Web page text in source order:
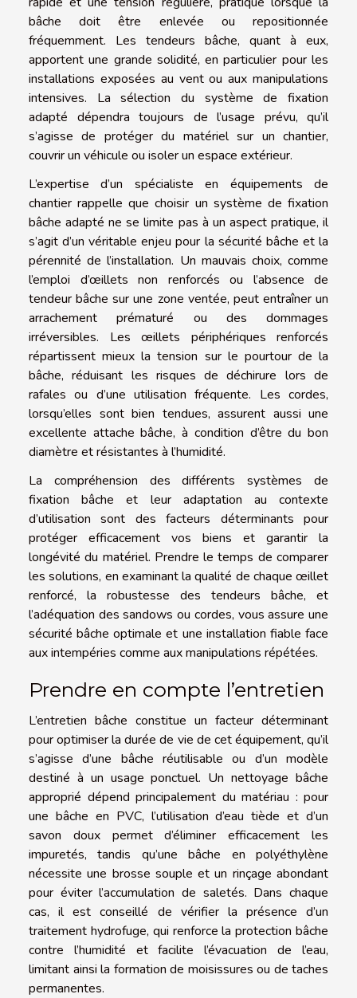
bâche doit être enlevée ou repositionnée
fréquemment. Les tendeurs bâche, quant à eux,
apportent une grande solidité, en particulier pour les
installations exposées au vent ou aux manipulations
intensives. La sélection du système de fixation
adapté dépendra toujours de l’usage prévu, qu’il
s’agisse de protéger du matériel sur un chantier,
couvrir un véhicule ou isoler un espace extérieur.
L’expertise d’un spécialiste en équipements de
chantier rappelle que choisir un système de fixation
bâche adapté ne se limite pas à un aspect pratique, il
s’agit d’un véritable enjeu pour la sécurité bâche et la
pérennité de l’installation. Un mauvais choix, comme
l’emploi d’œillets non renforcés ou l’absence de
tendeur bâche sur une zone ventée, peut entraîner un
arrachement prématuré ou des dommages
irréversibles. Les œillets périphériques renforcés
répartissent mieux la tension sur le pourtour de la
bâche, réduisant les risques de déchirure lors de
rafales ou d’une utilisation fréquente. Les cordes,
lorsqu’elles sont bien tendues, assurent aussi une
excellente attache bâche, à condition d’être du bon
diamètre et résistantes à l’humidité.
La compréhension des différents systèmes de
fixation bâche et leur adaptation au contexte
d’utilisation sont des facteurs déterminants pour
protéger efficacement vos biens et garantir la
longévité du matériel. Prendre le temps de comparer
les solutions, en examinant la qualité de chaque œillet
renforcé, la robustesse des tendeurs bâche, et
l’adéquation des sandows ou cordes, vous assure une
sécurité bâche optimale et une installation fiable face
aux intempéries comme aux manipulations répétées.
Prendre en compte l’entretien
L’entretien bâche constitue un facteur déterminant
pour optimiser la durée de vie de cet équipement, qu’il
s’agisse d’une bâche réutilisable ou d’un modèle
destiné à un usage ponctuel. Un nettoyage bâche
approprié dépend principalement du matériau : pour
une bâche en PVC, l’utilisation d’eau tiède et d’un
savon doux permet d’éliminer efficacement les
impuretés, tandis qu’une bâche en polyéthylène
nécessite une brosse souple et un rinçage abondant
pour éviter l’accumulation de saletés. Dans chaque
cas, il est conseillé de vérifier la présence d’un
traitement hydrofuge, qui renforce la protection bâche
contre l’humidité et facilite l’évacuation de l’eau,
limitant ainsi la formation de moisissures ou de taches
permanentes.